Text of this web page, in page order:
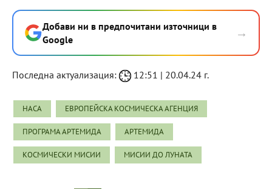
Добави ни в предпочитани източници в
Google
→
Последна актуализация: 12:51 | 20.04.24 г.
НАСА ЕВРОПЕЙСКА КОСМИЧЕСКА АГЕНЦИЯ
ПРОГРАМА АРТЕМИДА АРТЕМИДА
КОСМИЧЕСКИ МИСИИ МИСИИ ДО ЛУНАТА